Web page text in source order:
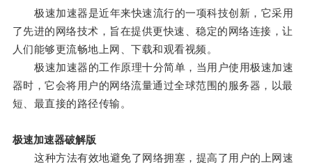
极速加速器是近年来快速流行的一项科技创新，它采用
了先进的网络技术，旨在提供更快速、稳定的网络连接，让
人们能够更流畅地上网、下载和观看视频。
极速加速器的工作原理十分简单，当用户使用极速加速
器时，它会将用户的网络流量通过全球范围的服务器，以最
短、最直接的路径传输。
极速加速器破解版
这种方法有效地避免了网络拥塞，提高了用户的上网速